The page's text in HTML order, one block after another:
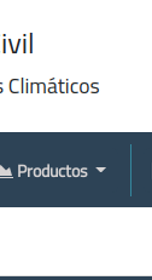
Productos